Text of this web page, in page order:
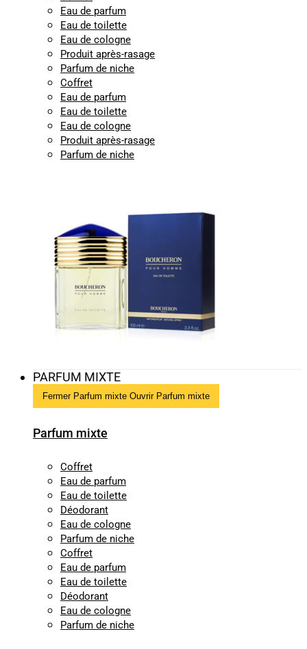
Eau de parfum
Eau de toilette
Eau de cologne
Produit après-rasage
Parfum de niche
Coffret
Eau de parfum
Eau de toilette
Eau de cologne
Produit après-rasage
Parfum de niche
PARFUM MIXTE
Fermer Parfum mixte Ouvrir Parfum mixte
Parfum mixte
Coffret
Eau de parfum
Eau de toilette
Déodorant
Eau de cologne
Parfum de niche
Coffret
Eau de parfum
Eau de toilette
Déodorant
Eau de cologne
Parfum de niche